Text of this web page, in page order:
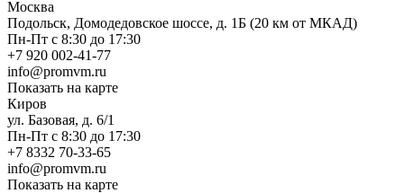
Москва
Подольск, Домодедовское шоссе, д. 1Б (20 км от МКАД)
Пн-Пт с 8:30 до 17:30
+7 920 002-41-77
info@promvm.ru
Показать на карте
Киров
ул. Базовая, д. 6/1
Пн-Пт с 8:30 до 17:30
+7 8332 70-33-65
info@promvm.ru
Показать на карте